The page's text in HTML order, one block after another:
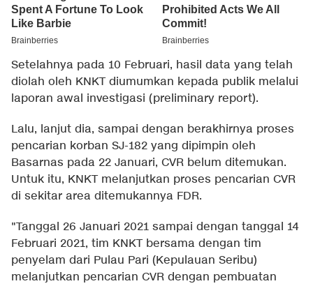
Setelahnya pada 10 Februari, hasil data yang telah
diolah oleh KNKT diumumkan kepada publik melalui
laporan awal investigasi (preliminary report).
Lalu, lanjut dia, sampai dengan berakhirnya proses
pencarian korban SJ-182 yang dipimpin oleh
Basarnas pada 22 Januari, CVR belum ditemukan.
Untuk itu, KNKT melanjutkan proses pencarian CVR
di sekitar area ditemukannya FDR.
"Tanggal 26 Januari 2021 sampai dengan tanggal 14
Februari 2021, tim KNKT bersama dengan tim
penyelam dari Pulau Pari (Kepulauan Seribu)
melanjutkan pencarian CVR dengan pembuatan